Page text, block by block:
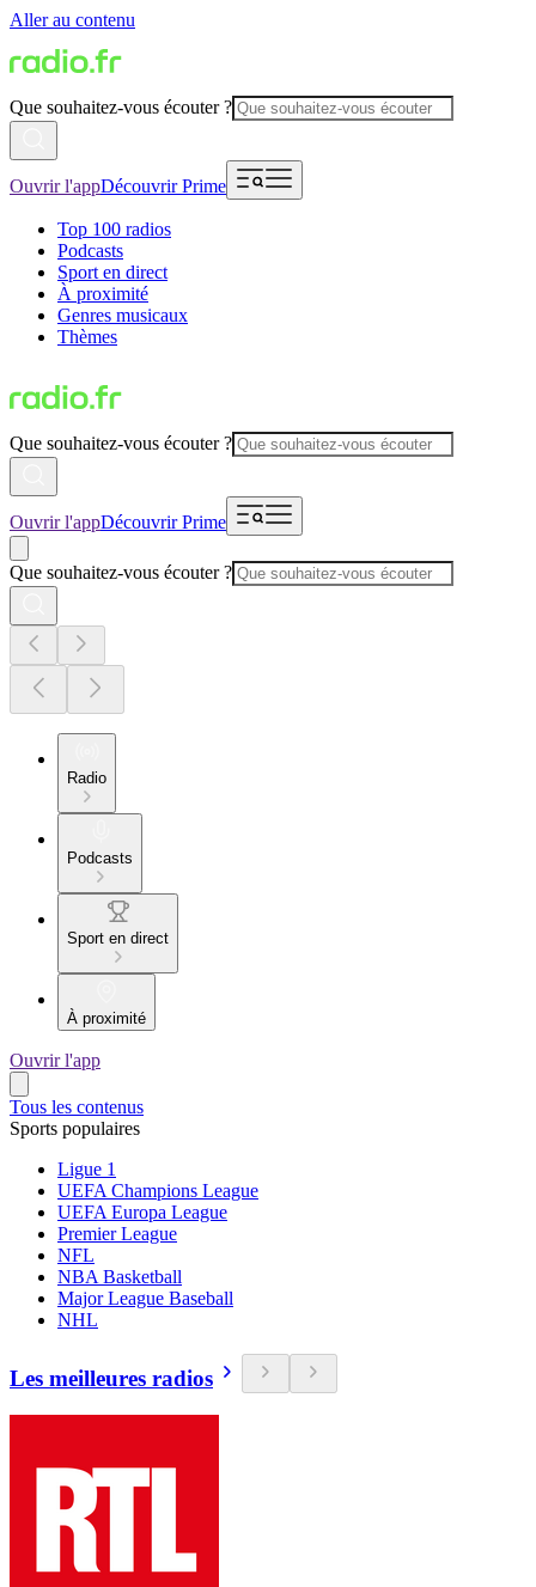
Aller au contenu
Que souhaitez-vous écouter ?
Ouvrir l'appDécouvrir Prime
Top 100 radios
Podcasts
Sport en direct
À proximité
Genres musicaux
Thèmes
Que souhaitez-vous écouter ?
Ouvrir l'appDécouvrir Prime
Que souhaitez-vous écouter ?
Radio
Podcasts
Sport en direct
À proximité
Ouvrir l'app
Tous les contenus
Sports populaires
Ligue 1
UEFA Champions League
UEFA Europa League
Premier League
NFL
NBA Basketball
Major League Baseball
NHL
Les meilleures radios